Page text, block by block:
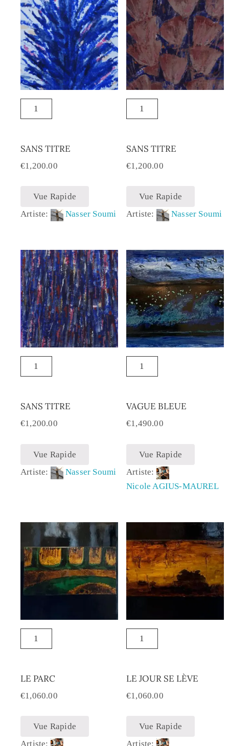
SANS TITRE
€1,200.00
Vue Rapide
Artiste:
Nasser Soumi
SANS TITRE
€1,200.00
Vue Rapide
Artiste:
Nasser Soumi
SANS TITRE
€1,200.00
Vue Rapide
Artiste:
Nasser Soumi
VAGUE BLEUE
€1,490.00
Vue Rapide
Artiste:
Nicole AGIUS-MAUREL
LE PARC
€1,060.00
Vue Rapide
Artiste:
LE JOUR SE LÈVE
€1,060.00
Vue Rapide
Artiste: